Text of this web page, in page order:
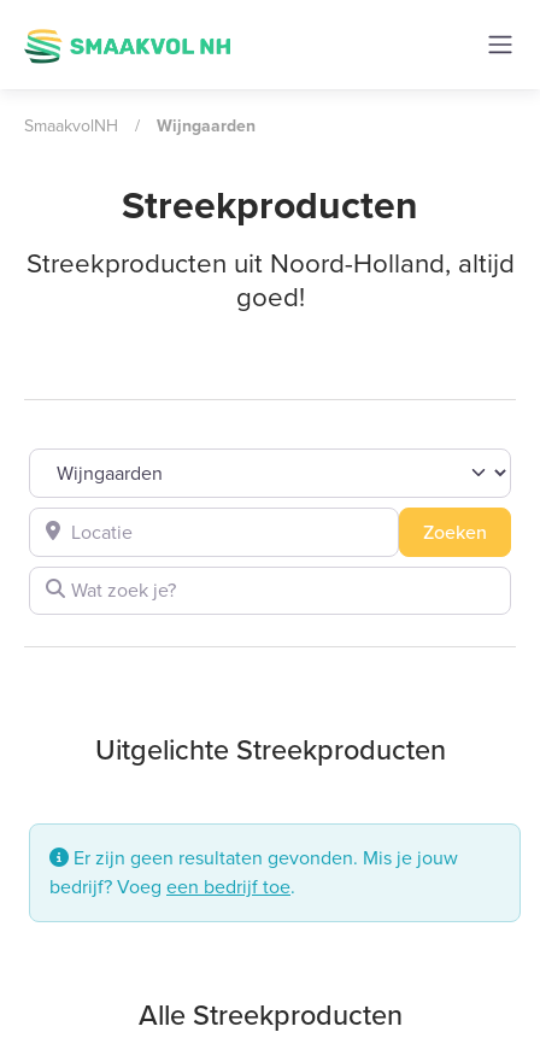
SmaakvolNH / Wijngaarden
Streekproducten
Streekproducten uit Noord-Holland, altijd
goed!
Filter op product
Wat zoek je?
Locatie Zoeken
Uitgelichte Streekproducten
Er zijn geen resultaten gevonden. Mis je jouw
bedrijf? Voeg een bedrijf toe.
Alle Streekproducten